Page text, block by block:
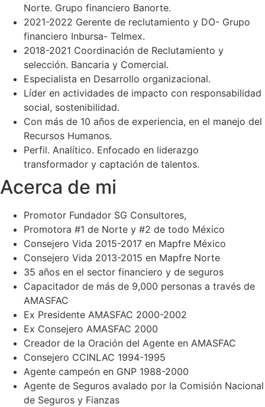
Norte. Grupo financiero Banorte.
2021-2022 Gerente de reclutamiento y DO- Grupo
financiero Inbursa- Telmex.
2018-2021 Coordinación de Reclutamiento y
selección. Bancaria y Comercial.
Especialista en Desarrollo organizacional.
Líder en actividades de impacto con responsabilidad
social, sostenibilidad.
Con más de 10 años de experiencia, en el manejo del
Recursos Humanos.
Perfil. Analítico. Enfocado en liderazgo
transformador y captación de talentos.
Acerca de mi
Promotor Fundador SG Consultores,
Promotora #1 de Norte y #2 de todo México
⁠Consejero Vida 2015-2017 en Mapfre México
Consejero Vida 2013-2015 en Mapfre Norte
35 años en el sector financiero y de seguros
Capacitador de más de 9,000 personas a través de
AMASFAC
Ex Presidente AMASFAC 2000-2002
⁠Ex Consejero AMASFAC 2000
Creador de la Oración del Agente en AMASFAC
Consejero CCINLAC 1994-1995
Agente campeón en GNP 1988-2000
Agente de Seguros avalado por la Comisión Nacional
de Seguros y Fianzas